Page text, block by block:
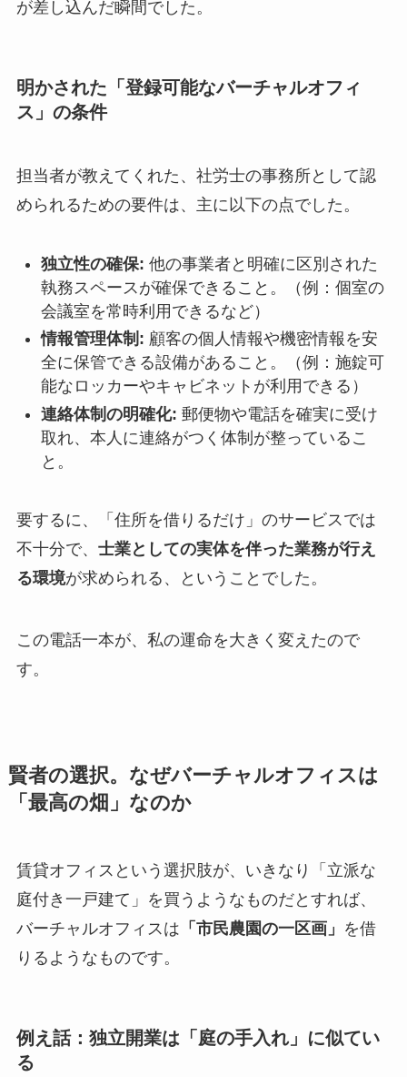
が差し込んだ瞬間でした。
明かされた「登録可能なバーチャルオフィ
ス」の条件
担当者が教えてくれた、社労士の事務所として認
められるための要件は、主に以下の点でした。
独立性の確保: 他の事業者と明確に区別された
執務スペースが確保できること。（例：個室の
会議室を常時利用できるなど）
情報管理体制: 顧客の個人情報や機密情報を安
全に保管できる設備があること。（例：施錠可
能なロッカーやキャビネットが利用できる）
連絡体制の明確化: 郵便物や電話を確実に受け
取れ、本人に連絡がつく体制が整っているこ
と。
要するに、「住所を借りるだけ」のサービスでは
不十分で、 士業としての実体を伴った業務が行え
る環境が求められる、ということでした。
この電話一本が、私の運命を大きく変えたので
す。
賢者の選択。なぜバーチャルオフィスは
「最高の畑」なのか
賃貸オフィスという選択肢が、いきなり「立派な
庭付き一戸建て」を買うようなものだとすれば、
バーチャルオフィスは 「市民農園の一区画」 を借
りるようなものです。
例え話：独立開業は「庭の手入れ」に似てい
る